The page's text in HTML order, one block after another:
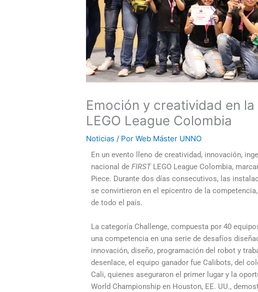
Emoción y creatividad en
LEGO League Colombia
Noticias / PorWeb Máster UNNO
En un evento lleno de creatividad, innovación,
nacional deFIRSTLEGO League Colombia,
Piece. Durante dos días consecutivos, las
se convirtieron en el epicentro de la
de todo el país.
La categoría Challenge, compuesta por 40
una competencia en una serie de desafíos
innovación, diseño, programación del robot y
desenlace, el equipo ganador fue Calibots, del
Cali, quienes aseguraron el primer lugar y la
World Championship en Houston, EE. UU.,